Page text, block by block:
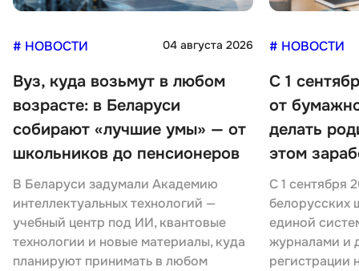
# НОВОСТИ 04 августа 2026
Вуз, куда возьмут в любом
возрасте: в Беларуси
собирают «лучшие умы» — от
школьников до пенсионеров
В Беларуси задумали Академию
интеллектуальных технологий —
учебный центр под ИИ, квантовые
технологии и новые материалы, куда
планируют принимать в любом
# НОВОСТИ
С 1
от
делать
этом
С 1 сентября
белорусских
единой
журналами и
регистрации